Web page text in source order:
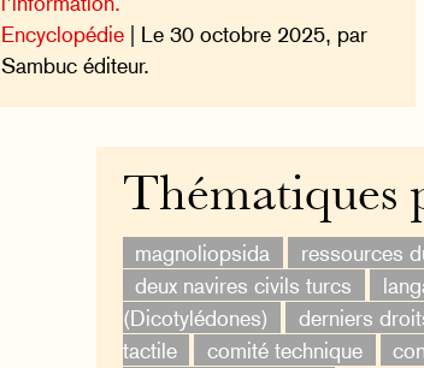
Encyclopédie | Le 30 octobre 2025, par
Sambuc éditeur.
Thématiques
magnoliopsida ressources
deux navires civils turcs
(Dicotylédones)
derniers
tactile
comité technique